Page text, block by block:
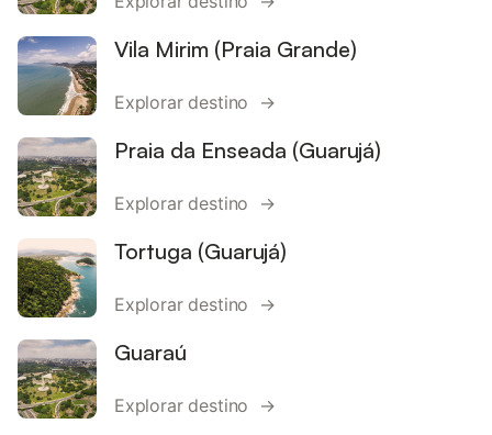
Vila Mirim (Praia Grande)
Explorar destino →
Praia da Enseada (Guarujá)
Explorar destino →
Tortuga (Guarujá)
Explorar destino →
Guaraú
Explorar destino →